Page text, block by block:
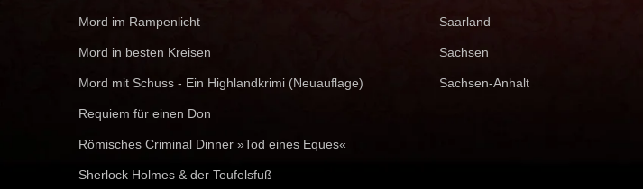
Mord im Rampenlicht
Mord in besten Kreisen
Mord mit Schuss - Ein Highlandkrimi (Neuauflage)
Requiem für einen Don
Römisches Criminal Dinner »Tod eines Eques«
Sherlock Holmes & der Teufelsfuß
Saarland
Sachsen
Sachsen-Anhalt